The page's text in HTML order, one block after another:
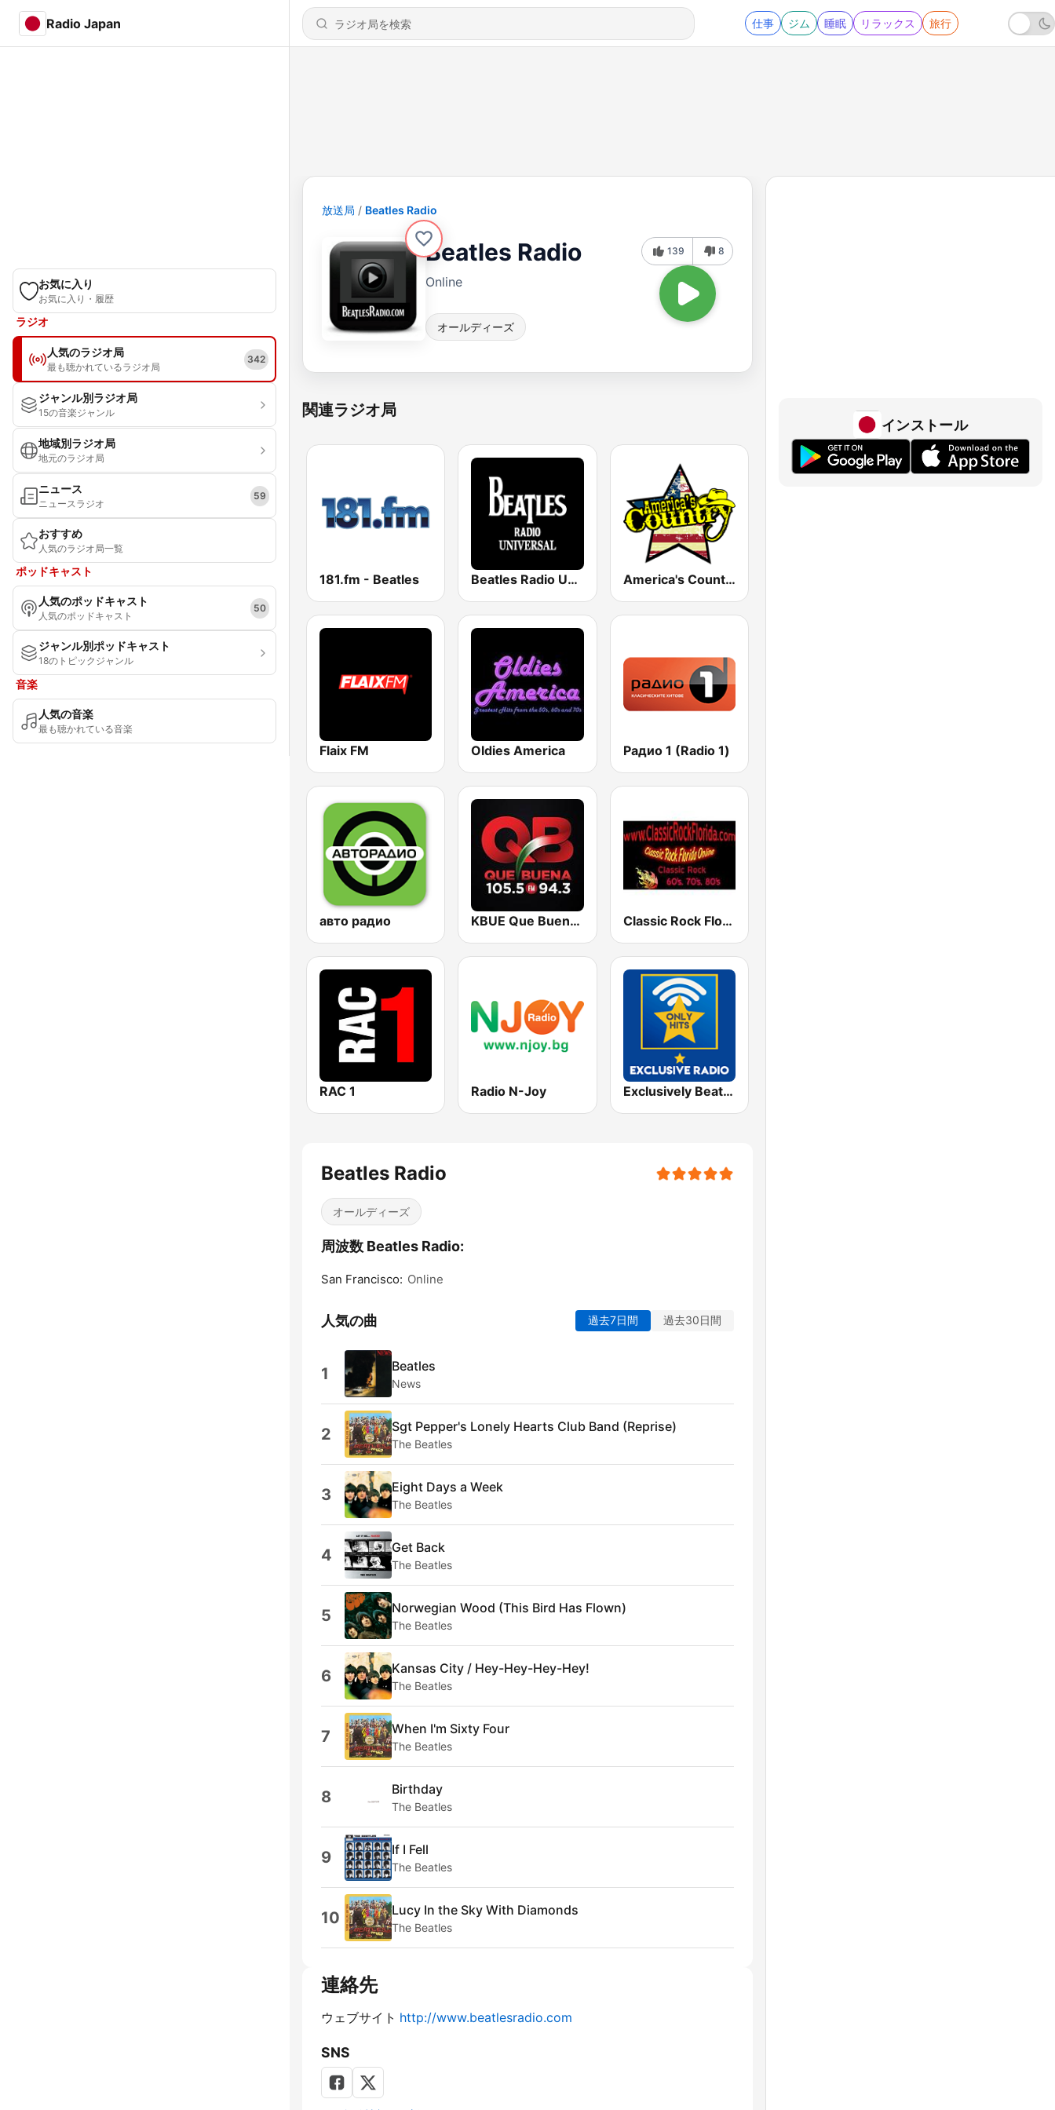
Radio Japan 仕事 ジム 睡眠 リラックス 旅行
お気に入り
お気に入り・履歴
ラジオ
人気のラジオ局
最も聴かれているラジオ局
342
ジャンル別ラジオ局
15の音楽ジャンル
地域別ラジオ局
地元のラジオ局
ニュース
ニュースラジオ
59
おすすめ
人気のラジオ局一覧
ポッドキャスト
人気のポッドキャスト
人気のポッドキャスト
50
ジャンル別ポッドキャスト
18のトピックジャンル
音楽
人気の音楽
最も聴かれている音楽
放送局 Beatles Radio
Beatles Radio
Online
オールディーズ
139 8
関連ラジオ局
181.fm - Beatles Beatles Radio Universal America's Country
Flaix FM Oldies America Радио 1 (Radio 1)
авто радио KBUE Que Buena 105.5 / 94.3 FM (US Only) Classic Rock Florida
RAC 1 Radio N-Joy Exclusively Beatles - HITS
Beatles Radio
オールディーズ
周波数 Beatles Radio:
San Francisco: Online
人気の曲 過去7日間 過去30日間
1 Beatles
News
2 Sgt Pepper's Lonely Hearts Club Band (Reprise)
The Beatles
3 Eight Days a Week
The Beatles
4 Get Back
The Beatles
5 Norwegian Wood (This Bird Has Flown)
The Beatles
6 Kansas City / Hey-Hey-Hey-Hey!
The Beatles
7 When I'm Sixty Four
The Beatles
8 Birthday
The Beatles
9 If I Fell
The Beatles
10 Lucy In the Sky With Diamonds
The Beatles
連絡先
ウェブサイト http://www.beatlesradio.com
SNS
インストール